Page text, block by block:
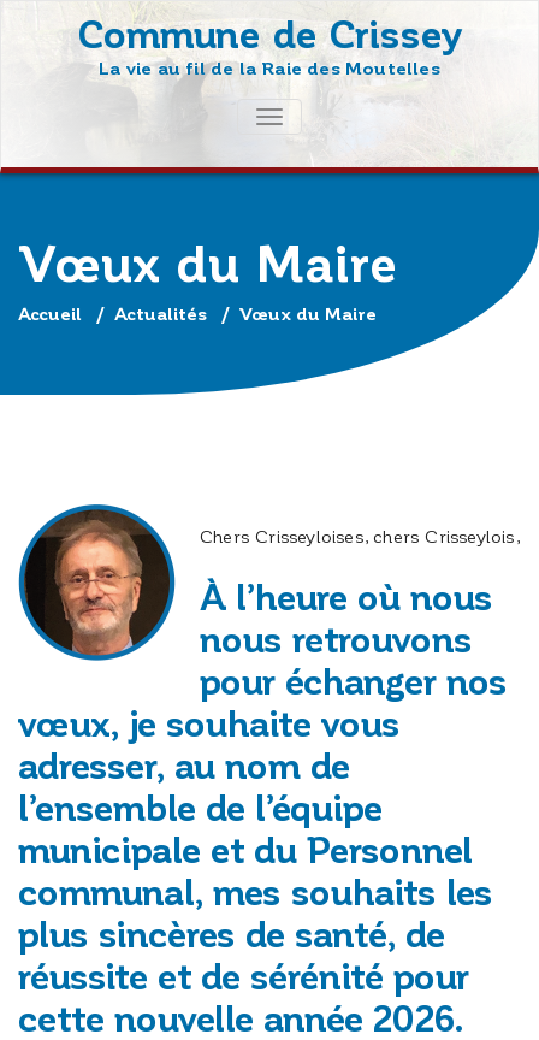
Commune de Crissey
La vie au fil de la Raie des Moutelles
AFFICHER/MASQUER
LA
NAVIGATION
Vœux du Maire
Accueil / Actualités / Vœux du Maire
Chers Crisseyloises, chers Crisseylois,
À l’heure où nous
nous retrouvons
pour échanger nos
vœux, je souhaite vous
adresser, au nom de
l’ensemble de l’équipe
municipale et du Personnel
communal, mes souhaits les
plus sincères de santé, de
réussite et de sérénité pour
cette nouvelle année 2026.